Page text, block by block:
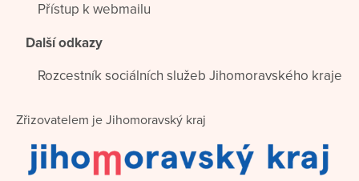
Přístup k webmailu
Další odkazy
Rozcestník sociálních služeb Jihomoravského kraje
Zřizovatelem je Jihomoravský kraj